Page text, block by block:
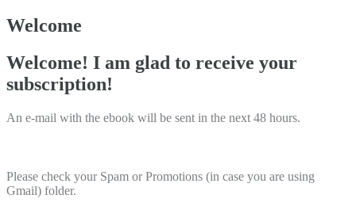
Welcome
Welcome! I am glad to receive your
subscription!
An e-mail with the ebook will be sent in the next 48 hours.
Please check your Spam or Promotions (in case you are using
Gmail) folder.